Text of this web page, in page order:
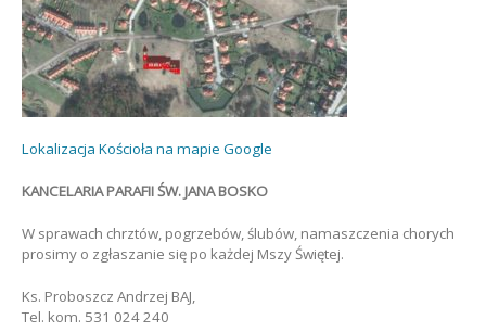
Lokalizacja Kościoła na mapie Google
KANCELARIA PARAFII ŚW. JANA BOSKO
W sprawach chrztów, pogrzebów, ślubów, namaszczenia chorych
prosimy o zgłaszanie się po każdej Mszy Świętej.
Ks. Proboszcz Andrzej BAJ,
Tel. kom. 531 024 240